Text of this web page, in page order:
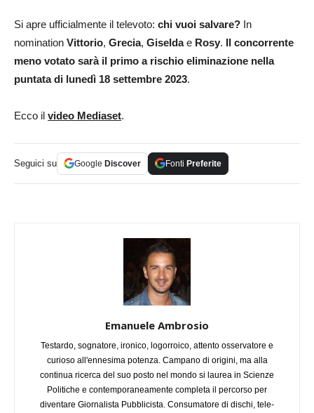
Si apre ufficialmente il televoto: chi vuoi salvare? In
nomination Vittorio, Grecia, Giseldae Rosy. Il concorrente
meno votato sarà il primo a rischio eliminazione nella
puntata di lunedì 18 settembre 2023.
Ecco il video Mediaset.
Seguici su Google Discover Fonti Preferite
Emanuele Ambrosio
Testardo, sognatore, ironico, logorroico, attento osservatore e
curioso all'ennesima potenza. Campano di origini, ma alla
continua ricerca del suo posto nel mondo si laurea in Scienze
Politiche e contemporaneamente completa il percorso per
diventare Giornalista Pubblicista. Consumatore di dischi, tele-